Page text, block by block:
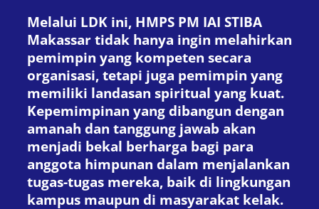
Melalui LDK ini, HMPS PM IAI STIBA
Makassar tidak hanya ingin melahirkan
pemimpin yang kompeten secara
organisasi, tetapi juga pemimpin yang
memiliki landasan spiritual yang kuat.
Kepemimpinan yang dibangun dengan
amanah dan tanggung jawab akan
menjadi bekal berharga bagi para
anggota himpunan dalam menjalankan
tugas-tugas mereka, baik di lingkungan
kampus maupun di masyarakat kelak.